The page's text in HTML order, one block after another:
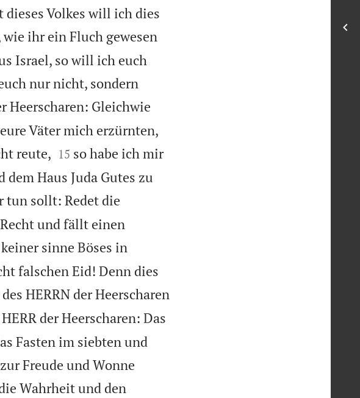
dieses Volkes will ich dies
ihr ein Fluch gewesen
Israel, so will ich euch
nur nicht, sondern
Heerscharen: Gleichwie
Väter mich erzürnten,
reute,
15 so habe ich mir
Haus Juda Gutes zu
tun sollt: Redet die
und fällt einen
sinne Böses in
falschen Eid! Denn dies
HERRN der Heerscharen
der Heerscharen: Das
Fasten im siebten und
Freude und Wonne
Wahrheit und den